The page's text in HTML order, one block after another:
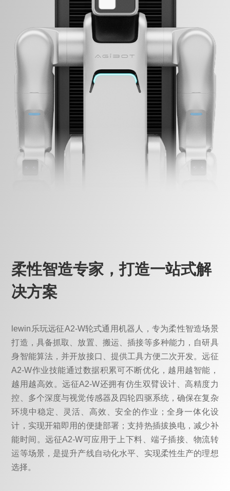
柔性智造专家，打造一站式解
决方案
lewin乐玩远征A2-W轮式通用机器人，专为柔性智造场景
打造，具备抓取、放置、搬运、插接等多种能力，自研具
身智能算法，并开放接口、提供工具方便二次开发。远征
A2-W作业技能通过数据积累可不断优化，越用越智能，
越用越高效。远征A2-W还拥有仿生双臂设计、高精度力
控、多个深度与视觉传感器及四轮四驱系统，确保在复杂
环境中稳定、灵活、高效、安全的作业；全身一体化设
计，实现开箱即用的便捷部署；支持热插拔换电，减少补
能时间。远征A2-W可应用于上下料、端子插接、物流转
运等场景，是提升产线自动化水平、实现柔性生产的理想
选择。